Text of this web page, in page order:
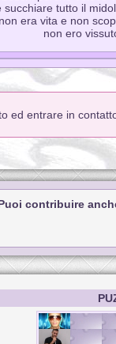
succhiare tutto il
era vita e non
non ero
ed entrare in
contribuire